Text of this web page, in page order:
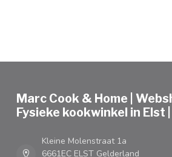
Marc Cook & Home |
Fysieke kookwinkel in Elst |
Kleine Molenstraat 1a
6661EC ELST Gelderland